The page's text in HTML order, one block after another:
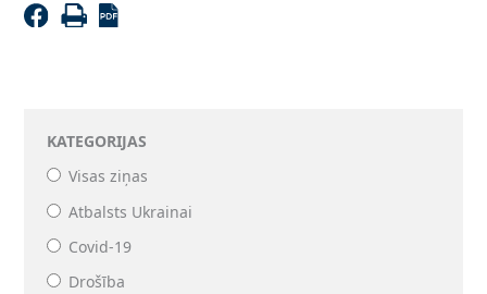
KATEGORIJAS
Visas ziņas
Atbalsts Ukrainai
Covid-19
Drošība